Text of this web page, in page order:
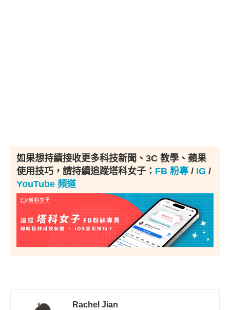
如果想持續接收更多科技新聞、3C 教學、蘋果
使用技巧，請持續追蹤塔科女子： FB 粉專 / IG /
YouTube 頻道
Rachel Jian